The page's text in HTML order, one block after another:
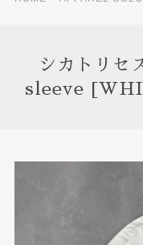
シカトリ
sleeve